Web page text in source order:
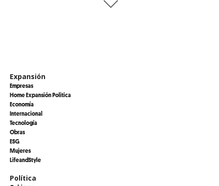
Expansión
Empresas
Home Expansión Politica
Economía
Internacional
Tecnología
Obras
ESG
Mujeres
LifeandStyle
Política